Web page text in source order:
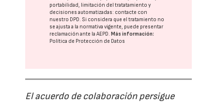
portabilidad, limitación del tratatamiento y
decisiones automatizadas: contacte con
nuestro DPD. Si considera que el tratamiento no
se ajusta a la normativa vigente, puede presentar
reclamación ante laAEPD. Más información:
Política de Protección de Datos
El acuerdo de colaboración persigue